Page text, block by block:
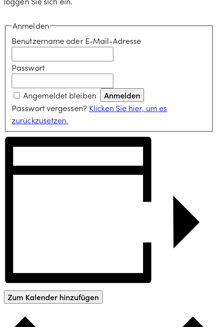
Anmelden
Benutzername oder E-Mail-Adresse
Passwort
Angemeldet bleiben
Passwort vergessen? Klicken Sie hier, um es
zurückzusetzen.
Zum Kalender hinzufügen